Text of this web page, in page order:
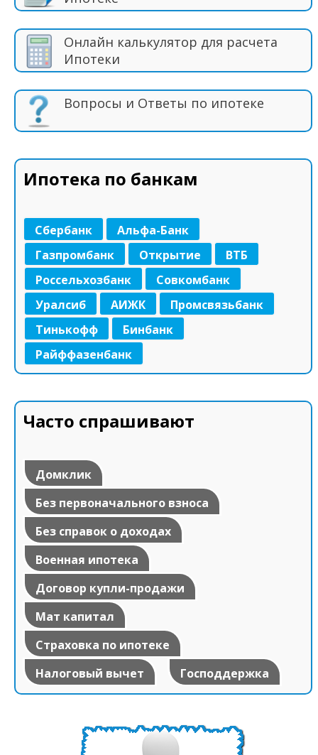
Онлайн калькулятор для расчета
Ипотеки
Вопросы и Ответы по ипотеке
Ипотека по банкам
Сбербанк
Альфа-Банк
Газпромбанк
Открытие
ВТБ
Россельхозбанк
Совкомбанк
Уралсиб
АИЖК
Промсвязьбанк
Тинькофф
Бинбанк
Райффазенбанк
Часто спрашивают
Домклик
Без первоначального взноса
Без справок о доходах
Военная ипотека
Договор купли-продажи
Мат капитал
Страховка по ипотеке
Налоговый вычет
Господдержка